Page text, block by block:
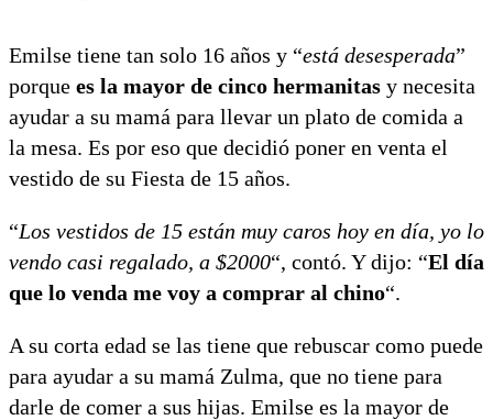
Emilse tiene tan solo 16 años y “está desesperada”
porque es la mayor de cinco hermanitas y necesita
ayudar a su mamá para llevar un plato de comida a
la mesa. Es por eso que decidió poner en venta el
vestido de su Fiesta de 15 años.
“Los vestidos de 15 están muy caros hoy en día, yo lo
vendo casi regalado, a $2000“, contó. Y dijo: “El día
que lo venda me voy a comprar al chino“.
A su corta edad se las tiene que rebuscar como puede
para ayudar a su mamá Zulma, que no tiene para
darle de comer a sus hijas. Emilse es la mayor de